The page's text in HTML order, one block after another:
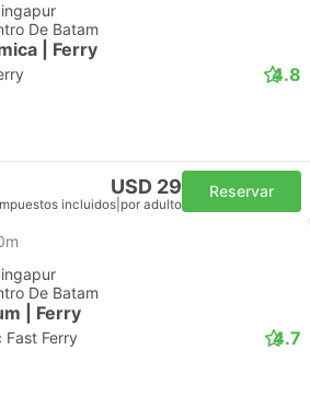
De Batam
| Ferry
4.8
USD 29
incluidos por adulto
Reservar
De Batam
| Ferry
Fast Ferry 4.7